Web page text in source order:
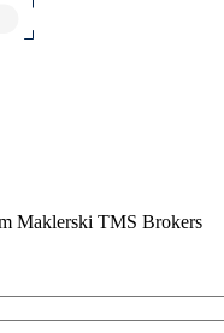
Maklerski TMS Brokers